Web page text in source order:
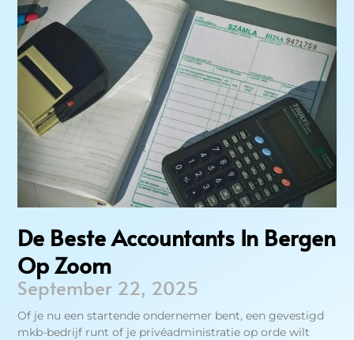
De Beste Accountants In Bergen
Op Zoom
September 22, 2025
Of je nu een startende ondernemer bent, een gevestigd
mkb-bedrijf runt of je privéadministratie op orde wilt